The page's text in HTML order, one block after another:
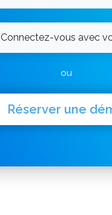
Connectez-vous avec
ou
Réserver une